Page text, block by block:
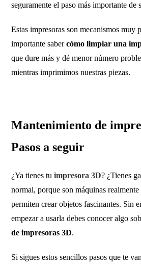
seguramente el paso más importante de
Estas impresoras son mecanismos muy
importante sabercómo limpiar una
que dure más y dé menor número
mientras imprimimos nuestras piezas.
Mantenimiento de
Pasos a seguir
¿Ya tienes tuimpresora 3D? ¿Tienes
normal, porque son máquinas realmente
permiten crear objetos fascinantes. Sin
empezar a usarla debes conocer algo
de impresoras 3D.
Si sigues estos sencillos pasos que te